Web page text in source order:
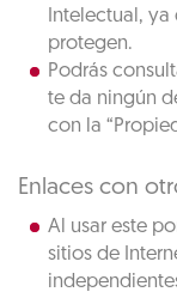
Intelectual,
protegen.
Podrás
te da ningún
con la
Enlaces con
Al usar este
sitios de